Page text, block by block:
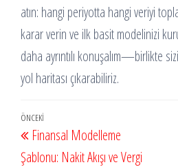
atın: hangi periyotta hangi veriyi
karar verin ve ilk basit modelinizi
daha ayrıntılı konuşalım—birlikte
yol haritası çıkarabiliriz.
Yazı
gezinmesi
Önceki
Yazı
ÖNCEKI
Finansal Modelleme
Şablonu: Nakit Akışı ve Vergi